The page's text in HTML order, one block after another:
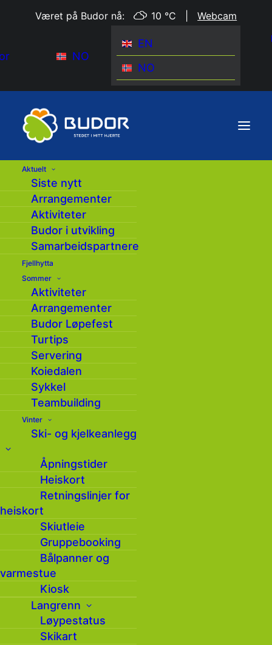
Været på Budor nå: 10 °C |Webcam
NO
EN
NO
Aktuelt
Siste nytt
Arrangementer
Aktiviteter
Budor i utvikling
Samarbeidspartnere
Fjellhytta
Sommer
Aktiviteter
Arrangementer
Budor Løpefest
Turtips
Servering
Koiedalen
Sykkel
Teambuilding
Vinter
Ski- og kjelkeanlegg
Åpningstider
Heiskort
Retningslinjer for
heiskort
Skiutleie
Gruppebooking
Bålpanner og
varmestue
Kiosk
Langrenn
Løypestatus
Skikart
Salg av hytter
Denne informasjonen er synkronisert og
hentes inn fra nettsiden til Løiten Almenning
– www.loitenalmenning.no: